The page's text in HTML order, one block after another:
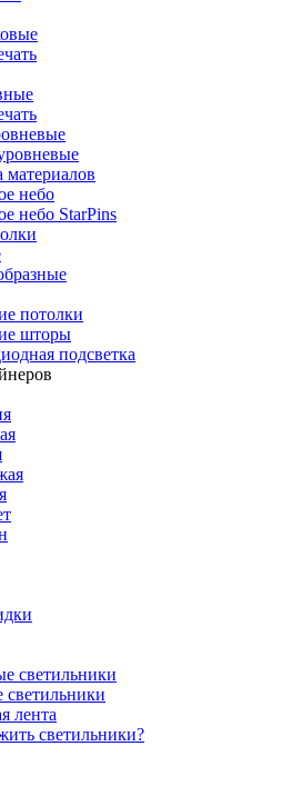
материалов
небо
небо StarPins
потолки
шторы
подсветка
светильники
светильники
лента
светильники?